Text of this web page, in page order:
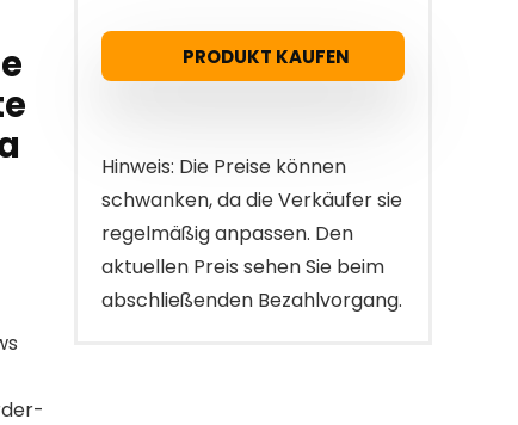
PRODUKT KAUFEN
Hinweis: Die Preise können
schwanken, da die Verkäufer sie
regelmäßig anpassen. Den
aktuellen Preis sehen Sie beim
abschließenden Bezahlvorgang.